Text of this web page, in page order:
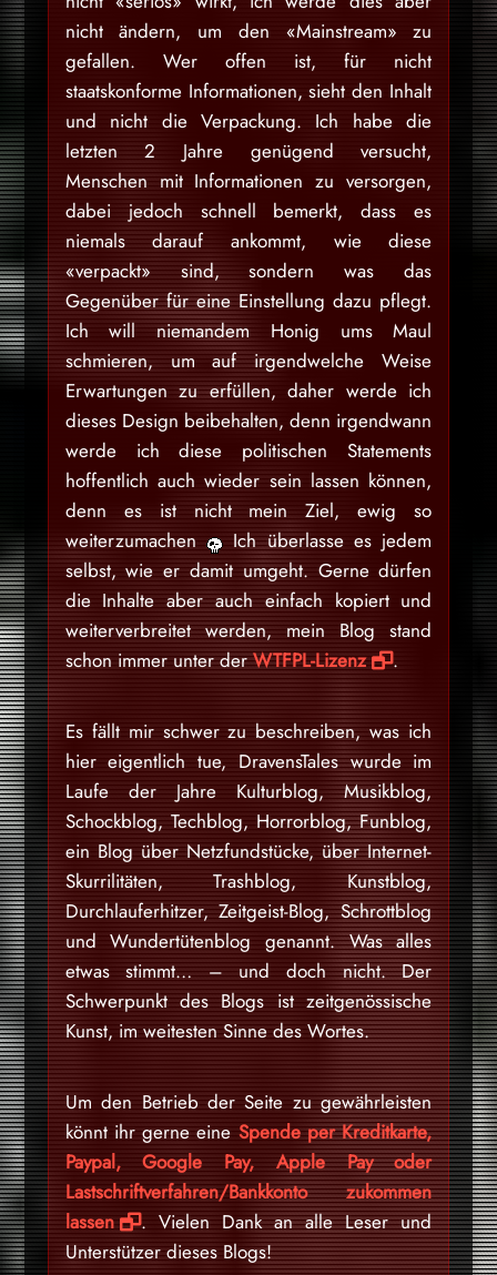
nicht ändern, um den «Mainstream» zu
gefallen. Wer offen ist, für nicht
staatskonforme Informationen, sieht den Inhalt
und nicht die Verpackung. Ich habe die
letzten 2 Jahre genügend versucht,
Menschen mit Informationen zu versorgen,
dabei jedoch schnell bemerkt, dass es
niemals darauf ankommt, wie diese
«verpackt» sind, sondern was das
Gegenüber für eine Einstellung dazu pflegt.
Ich will niemandem Honig ums Maul
schmieren, um auf irgendwelche Weise
Erwartungen zu erfüllen, daher werde ich
dieses Design beibehalten, denn irgendwann
werde ich diese politischen Statements
hoffentlich auch wieder sein lassen können,
denn es ist nicht mein Ziel, ewig so
weiterzumachen
Ich überlasse es jedem
selbst, wie er damit umgeht. Gerne dürfen
die Inhalte aber auch einfach kopiert und
weiterverbreitet werden, mein Blog stand
schon immer unter derWTFPL-Lizenz .
Es fällt mir schwer zu beschreiben, was ich
hier eigentlich tue, DravensTales wurde im
Laufe der Jahre Kulturblog, Musikblog,
Schockblog, Techblog, Horrorblog, Funblog,
ein Blog über Netzfundstücke, über Internet-
Skurrilitäten, Trashblog, Kunstblog,
Durchlauferhitzer, Zeitgeist-Blog, Schrottblog
und Wundertütenblog genannt. Was alles
etwas stimmt… – und doch nicht. Der
Schwerpunkt des Blogs ist zeitgenössische
Kunst, im weitesten Sinne des Wortes.
Um den Betrieb der Seite zu gewährleisten
könnt ihr gerne eine Spende per Kreditkarte,
Paypal, Google Pay, Apple Pay oder
Lastschriftverfahren/Bankkonto zukommen
lassen
. Vielen Dank an alle Leser und
Unterstützer dieses Blogs!